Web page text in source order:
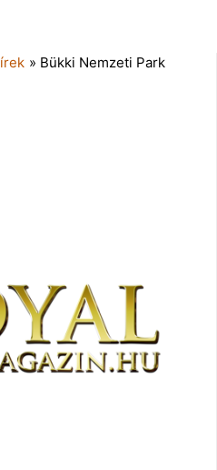
» Bükki Nemzeti Park